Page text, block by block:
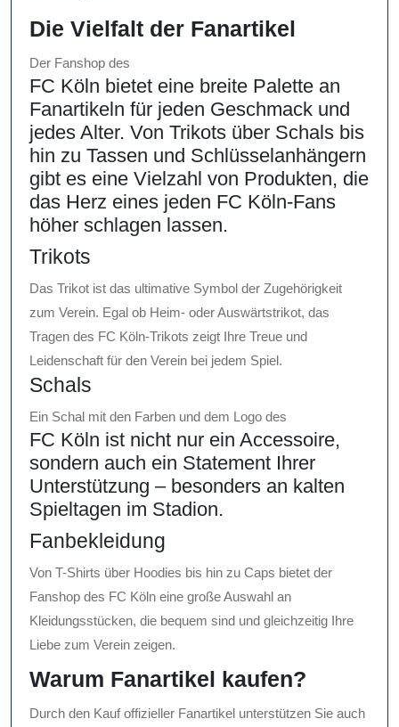
Die Vielfalt der Fanartikel
Der Fanshop des
FC Köln bietet eine breite Palette an
Fanartikeln für jeden Geschmack und
jedes Alter. Von Trikots über Schals bis
hin zu Tassen und Schlüsselanhängern
gibt es eine Vielzahl von Produkten, die
das Herz eines jeden FC Köln-Fans
höher schlagen lassen.
Trikots
Das Trikot ist das ultimative Symbol der Zugehörigkeit
zum Verein. Egal ob Heim- oder Auswärtstrikot, das
Tragen des FC Köln-Trikots zeigt Ihre Treue und
Leidenschaft für den Verein bei jedem Spiel.
Schals
Ein Schal mit den Farben und dem Logo des
FC Köln ist nicht nur ein Accessoire,
sondern auch ein Statement Ihrer
Unterstützung – besonders an kalten
Spieltagen im Stadion.
Fanbekleidung
Von T-Shirts über Hoodies bis hin zu Caps bietet der
Fanshop des FC Köln eine große Auswahl an
Kleidungsstücken, die bequem sind und gleichzeitig Ihre
Liebe zum Verein zeigen.
Warum Fanartikel kaufen?
Durch den Kauf offizieller Fanartikel unterstützen Sie auch